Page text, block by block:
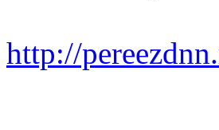
http://